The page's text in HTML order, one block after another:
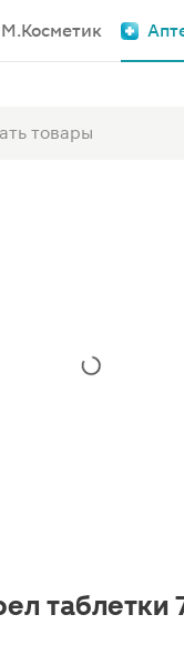
М.Косметик
таблетки